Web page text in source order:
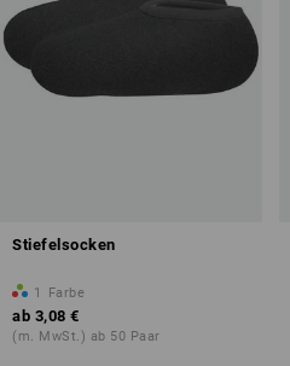
Stiefelsocken
1 Farbe
ab 3,08 €
(m. MwSt.) ab 50 Paar